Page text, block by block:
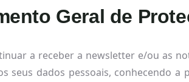
Geral de
a receber a newsletter e/ou as
seus dados pessoais, conhecendo